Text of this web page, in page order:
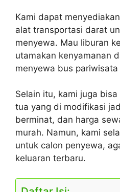
Kami dapat
alat transportasi darat
menyewa. Mau liburan
utamakan kenyamanan
menyewa bus
Selain itu, kami juga
tua yang di modifikasi
berminat, dan harga
murah. Namun, kami
untuk calon penyewa,
keluaran terbaru.